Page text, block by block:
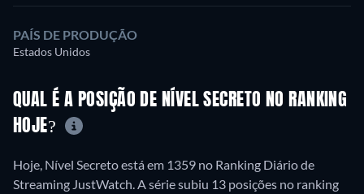
PAÍS DE PRODUÇÃO
Estados Unidos
QUAL É A POSIÇÃO DE NÍVEL SECRETO NO RANKING
HOJE?
Hoje, Nível Secreto está em 1359 no Ranking Diário de
Streaming JustWatch. A série subiu 13 posições no ranking